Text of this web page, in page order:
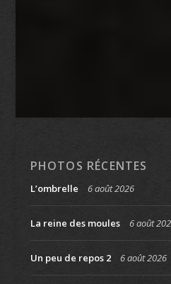
PHOTOS RÉCENTES
L’ombrelle 6 août 2026
La reine des moules 6 août
Un peu de repos 2 6 août 2026